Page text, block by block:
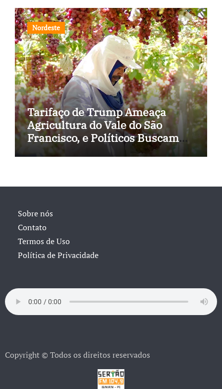
Nordeste
Tarifaço de Trump Ameaça
Agricultura do Vale do São
Francisco, e Políticos Buscam
Soluções
Sobre nós
Contato
Termos de Uso
Política de Privacidade
Copyright © Todos os direitos reservados